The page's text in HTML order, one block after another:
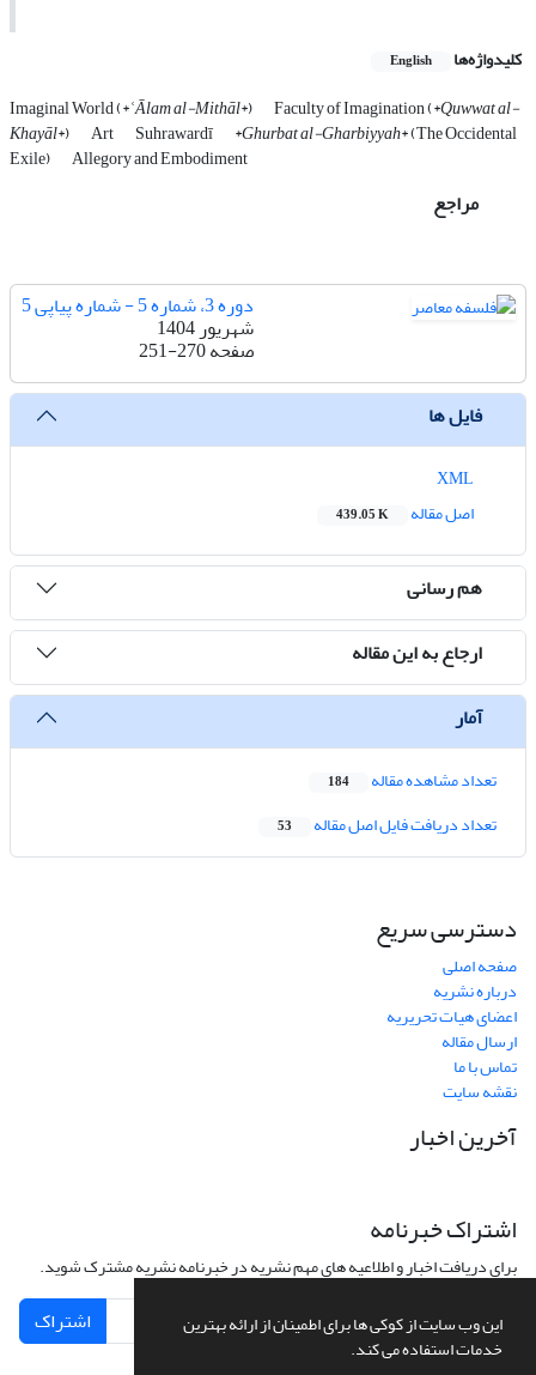
این وب سایت از کوکی ها برای اطمینان از ارائه بهترین
خدمات استفاده می کند.
کلیدواژه‌ها English
Imaginal World (*ʿĀlam al-Mithāl*) Faculty of Imagination (*Quwwat al-
Khayāl*) Art Suhrawardī *Ghurbat al-Gharbiyyah* (The Occidental
Exile) Allegory and Embodiment
مراجع
دوره 3، شماره 5 - شماره پیاپی 5
شهریور 1404
صفحه251-270
فایل ها
اصل مقاله
439.05 K
هم رسانی
ارجاع به این مقاله
آمار
تعداد مشاهده مقاله 184
تعداد دریافت فایل اصل مقاله 53
دسترسی سریع
صفحه اصلی
درباره نشریه
اعضای هیات تحریریه
ارسال مقاله
تماس با ما
نقشه سایت
آخرین اخبار
اشتراک خبرنامه
برای دریافت اخبار و اطلاعیه های مهم نشریه در خبرنامه نشریه مشترک شوید.
اشتراک